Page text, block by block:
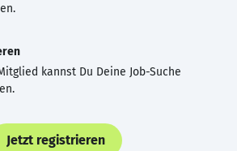
kannst Du Deine Job-Suche
Jetzt registrieren